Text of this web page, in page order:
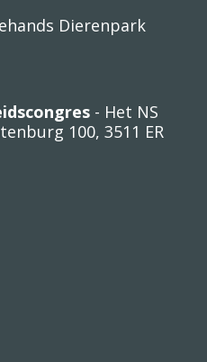
Dierenpark
- Het NS
100, 3511 ER